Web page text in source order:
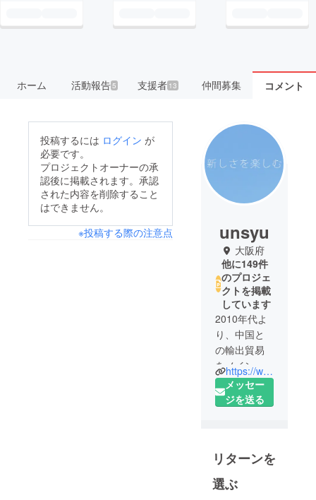
ホーム 活動報告5 支援者 13 仲間募集 コメント
投稿するには ログイン が
必要です。
プロジェクトオーナーの承
認後に掲載されます。承認
された内容を削除すること
はできません。
※投稿する際の注意点
unsyu
大阪府
他に149件
のプロジェ
クトを掲載
しています
2010年代よ
り、中国と
の輸出貿易
をメイン業
務として、
会社を設立
入し、業務
を拡大しま
した。
https://www.facebook.com/Unsyu-225446938330839/
メッセー
ジを送る
リターンを
選ぶ